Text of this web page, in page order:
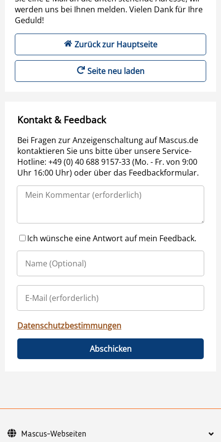
werden uns bei Ihnen melden. Vielen Dank für Ihre
Geduld!
Zurück zur Hauptseite
Seite neu laden
Kontakt & Feedback
Bei Fragen zur Anzeigenschaltung auf Mascus.de
kontaktieren Sie uns bitte über unsere Service-
Hotline: +49 (0) 40 688 9157-33 (Mo. - Fr. von 9:00
Uhr 16:00 Uhr) oder über das Feedbackformular.
Ich wünsche eine Antwort auf mein Feedback.
Datenschutzbestimmungen
Abschicken
Mascus-Webseiten